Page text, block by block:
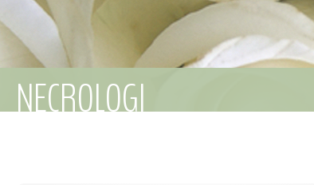
NECROLOGI